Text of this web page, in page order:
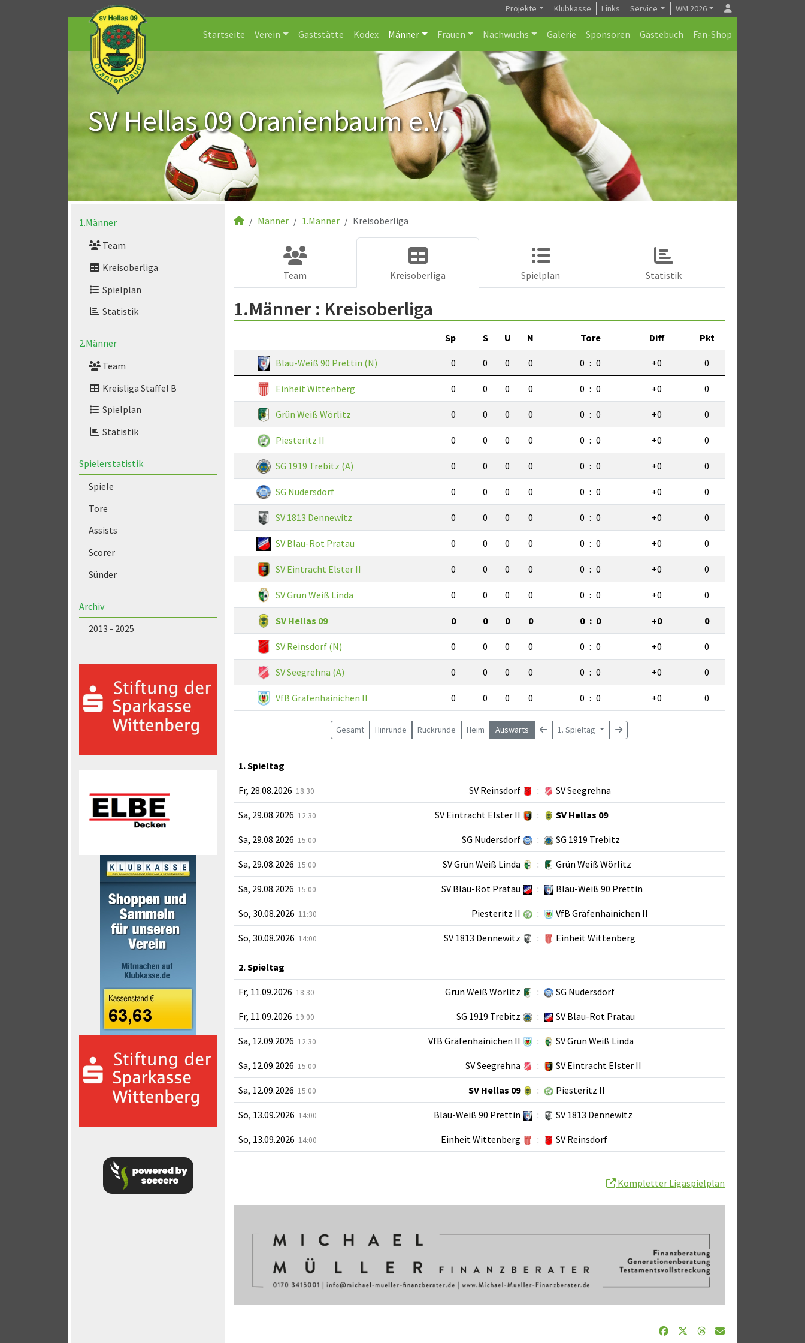
Projekte Klubkasse Links Service WM 2026
Startseite Verein Gaststätte Kodex Männer Frauen Nachwuchs Galerie Sponsoren Gästebuch Fan-Shop
SV Hellas 09 Oranienbaum e.V.
1.Männer
Team
Kreisoberliga
Spielplan
Statistik
2.Männer
Team
Kreisliga Staffel B
Spielplan
Statistik
Spielerstatistik
Spiele
Tore
Assists
Scorer
Sünder
Archiv
2013 - 2025
Männer 1.Männer Kreisoberliga
Team Kreisoberliga Spielplan Statistik
1.Männer : Kreisoberliga
Sp S U N Tore Diff Pkt
Blau-Weiß 90 Prettin (N) 0 0 0 0 0 : 0 +0 0
Einheit Wittenberg 0 0 0 0 0 : 0 +0 0
Grün Weiß Wörlitz 0 0 0 0 0 : 0 +0 0
Piesteritz II 0 0 0 0 0 : 0 +0 0
SG 1919 Trebitz (A) 0 0 0 0 0 : 0 +0 0
SG Nudersdorf 0 0 0 0 0 : 0 +0 0
SV 1813 Dennewitz 0 0 0 0 0 : 0 +0 0
SV Blau-Rot Pratau 0 0 0 0 0 : 0 +0 0
SV Eintracht Elster II 0 0 0 0 0 : 0 +0 0
SV Grün Weiß Linda 0 0 0 0 0 : 0 +0 0
SV Hellas 09 0 0 0 0 0 : 0 +0 0
SV Reinsdorf (N) 0 0 0 0 0 : 0 +0 0
SV Seegrehna (A) 0 0 0 0 0 : 0 +0 0
VfB Gräfenhainichen II 0 0 0 0 0 : 0 +0 0
Gesamt Hinrunde Rückrunde Heim Auswärts 1. Spieltag
1. Spieltag
Fr, 28.08.2026 18:30 SV Reinsdorf : SV Seegrehna
Sa, 29.08.2026 12:30 SV Eintracht Elster II : SV Hellas 09
Sa, 29.08.2026 15:00 SG Nudersdorf : SG 1919 Trebitz
Sa, 29.08.2026 15:00 SV Grün Weiß Linda : Grün Weiß Wörlitz
Sa, 29.08.2026 15:00 SV Blau-Rot Pratau : Blau-Weiß 90 Prettin
So, 30.08.2026 11:30 Piesteritz II : VfB Gräfenhainichen II
So, 30.08.2026 14:00 SV 1813 Dennewitz : Einheit Wittenberg
2. Spieltag
Fr, 11.09.2026 18:30 Grün Weiß Wörlitz : SG Nudersdorf
Fr, 11.09.2026 19:00 SG 1919 Trebitz : SV Blau-Rot Pratau
Sa, 12.09.2026 12:30 VfB Gräfenhainichen II : SV Grün Weiß Linda
Sa, 12.09.2026 15:00 SV Seegrehna : SV Eintracht Elster II
Sa, 12.09.2026 15:00 SV Hellas 09 : Piesteritz II
So, 13.09.2026 14:00 Blau-Weiß 90 Prettin : SV 1813 Dennewitz
So, 13.09.2026 14:00 Einheit Wittenberg : SV Reinsdorf
Kompletter Ligaspielplan